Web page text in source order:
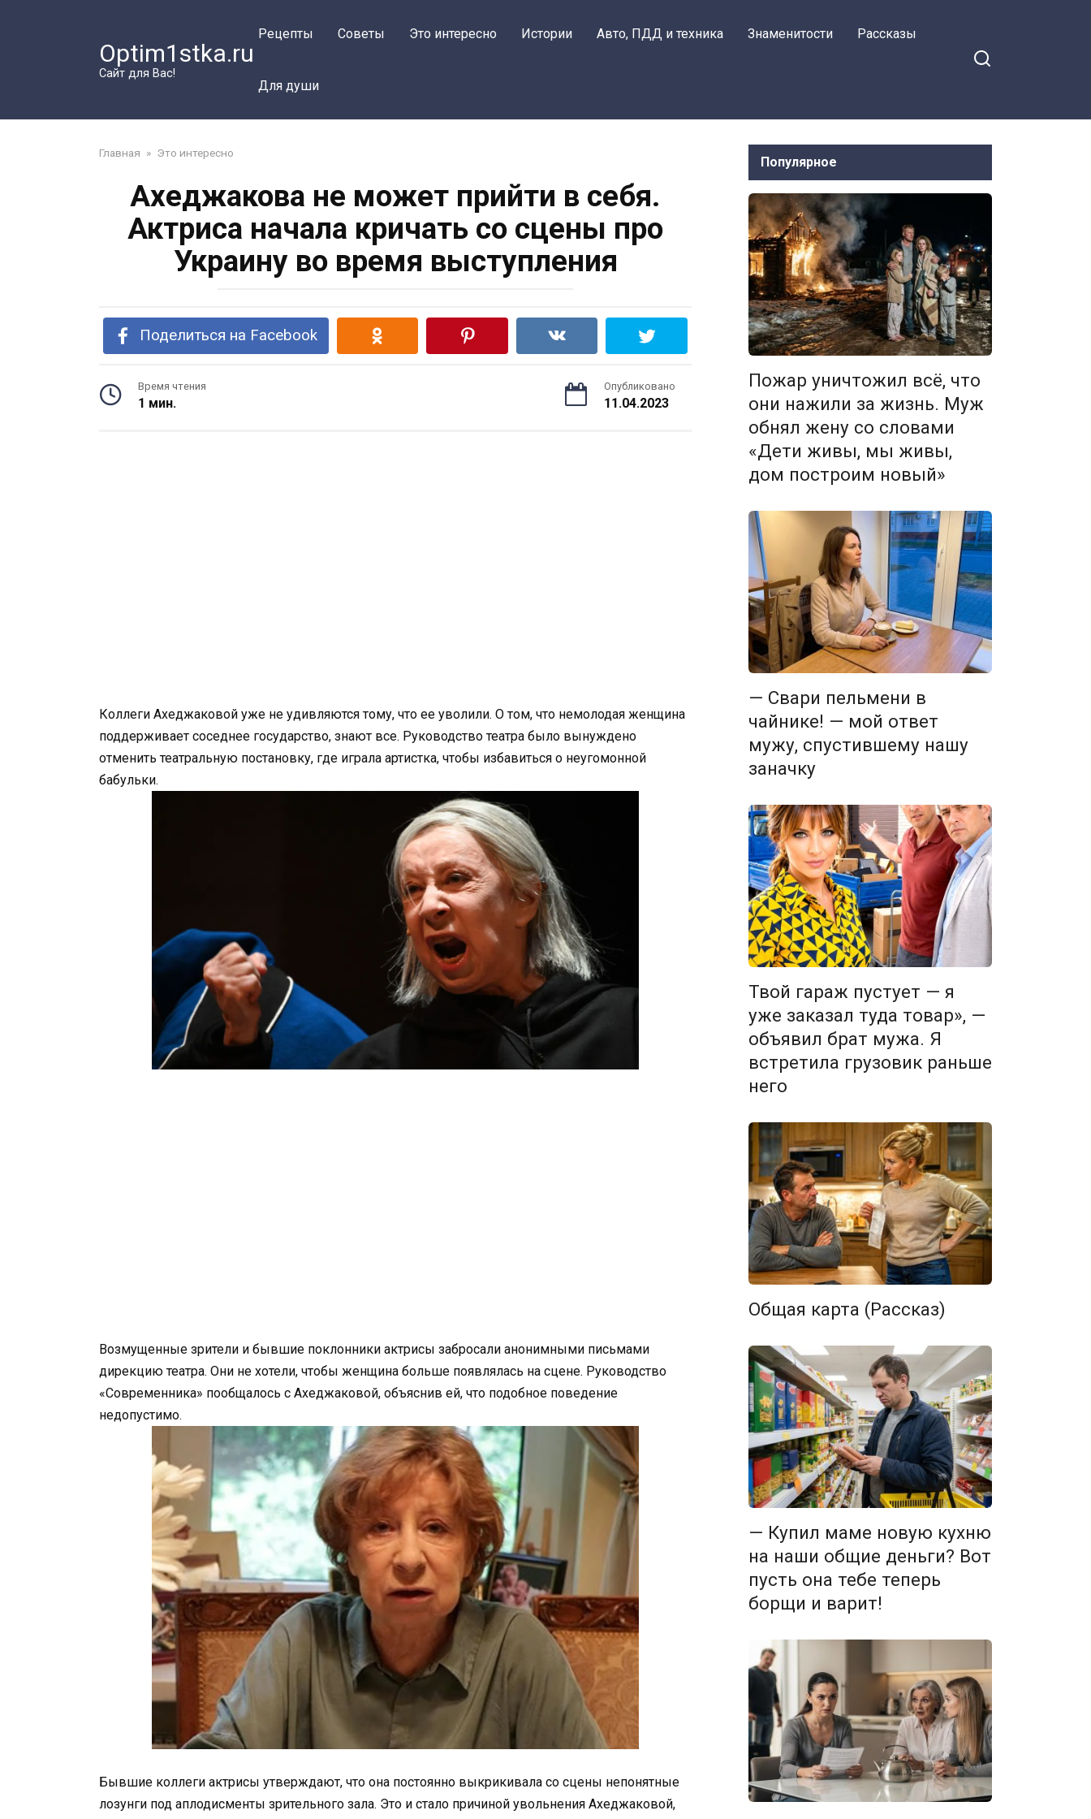
Optim1stka.ru
Сайт для Вас!
Рецепты Советы Это интересно Истории Авто, ПДД и техника Знаменитости Рассказы
Для души
Главная » Это интересно
Ахеджакова не может прийти в себя.
Актриса начала кричать со сцены про
Украину во время выступления
Поделиться на Facebook
Время чтения
1 мин.
Опубликовано
11.04.2023
Коллеги Ахеджаковой уже не удивляются тому, что ее уволили. О том, что немолодая женщина
поддерживает соседнее государство, знают все. Руководство театра было вынуждено
отменить театральную постановку, где играла артистка, чтобы избавиться о неугомонной
бабульки.
Возмущенные зрители и бывшие поклонники актрисы забросали анонимными письмами
дирекцию театра. Они не хотели, чтобы женщина больше появлялась на сцене. Руководство
«Современника» пообщалось с Ахеджаковой, объяснив ей, что подобное поведение
недопустимо.
Бывшие коллеги актрисы утверждают, что она постоянно выкрикивала со сцены непонятные
лозунги под аплодисменты зрительного зала. Это и стало причиной увольнения Ахеджаковой,
Популярное
Пожар уничтожил всё, что
они нажили за жизнь. Муж
обнял жену со словами
«Дети живы, мы живы,
дом построим новый»
— Свари пельмени в
чайнике! — мой ответ
мужу, спустившему нашу
заначку
Твой гараж пустует — я
уже заказал туда товар», —
объявил брат мужа. Я
встретила грузовик раньше
него
Общая карта (Рассказ)
— Купил маме новую кухню
на наши общие деньги? Вот
пусть она тебе теперь
борщи и варит!